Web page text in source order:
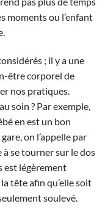
moments ou l’enfant
; il y a une
être corporel de
nos pratiques.
soin ? Par exemple,
en est un bon
on l’appelle par
à se tourner sur le dos
est légèrement
tête afin qu’elle soit
soulevé.